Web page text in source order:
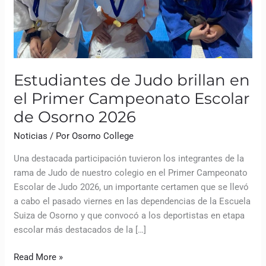
Estudiantes de Judo brillan en
el Primer Campeonato Escolar
de Osorno 2026
Noticias / PorOsorno College
Una destacada participación tuvieron los integrantes de la
rama de Judo de nuestro colegio en el Primer Campeonato
Escolar de Judo 2026, un importante certamen que se llevó
a cabo el pasado viernes en las dependencias de la Escuela
Suiza de Osorno y que convocó a los deportistas en etapa
escolar más destacados de la […]
Read More »